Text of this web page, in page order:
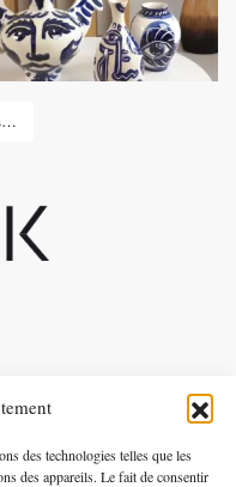
des technologies telles que les
des appareils. Le fait de consentir